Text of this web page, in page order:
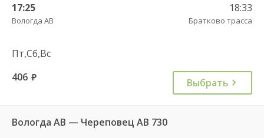
17:25
Вологда АВ
18:33
Братково трасса
Пт,Сб,Вс
406 руб. Выбрать
Вологда АВ — Череповец АВ 730